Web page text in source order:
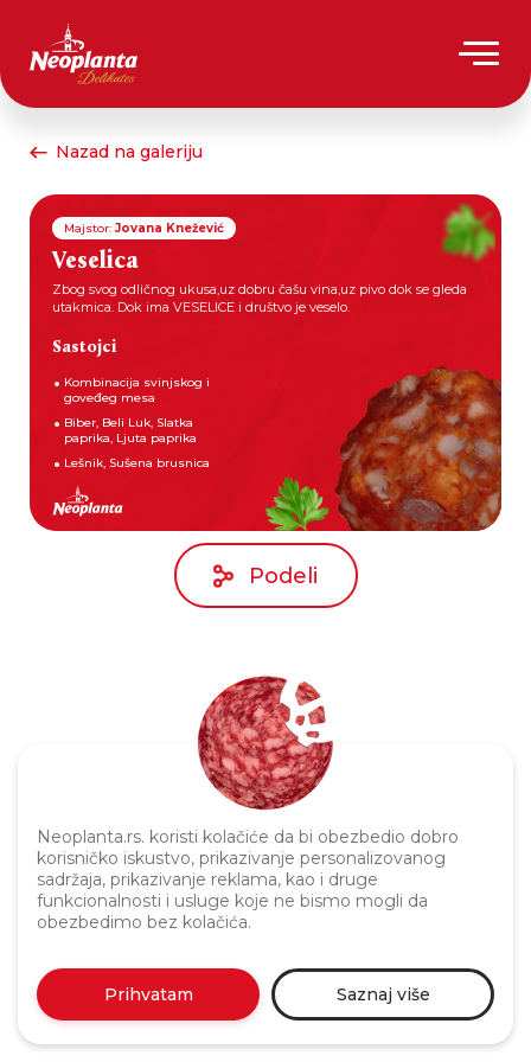
Neoplanta.rs. koristi kolačiće da bi obezbedio dobro
korisničko iskustvo, prikazivanje personalizovanog
sadržaja, prikazivanje reklama, kao i druge
funkcionalnosti i usluge koje ne bismo mogli da
obezbedimo bez kolačića.
Prihvatam Saznaj više
Nazad na galeriju
Majstor: Jovana Knežević
Veselica
Zbog svog odličnog ukusa,uz dobru čašu vina,uz pivo dok se gleda
utakmica. Dok ima VESELICE i društvo je veselo.
Sastojci
Kombinacija svinjskog i
goveđeg mesa
Biber, Beli Luk, Slatka
paprika, Ljuta paprika
Lešnik, Sušena brusnica
Podeli
Politika privatnosti